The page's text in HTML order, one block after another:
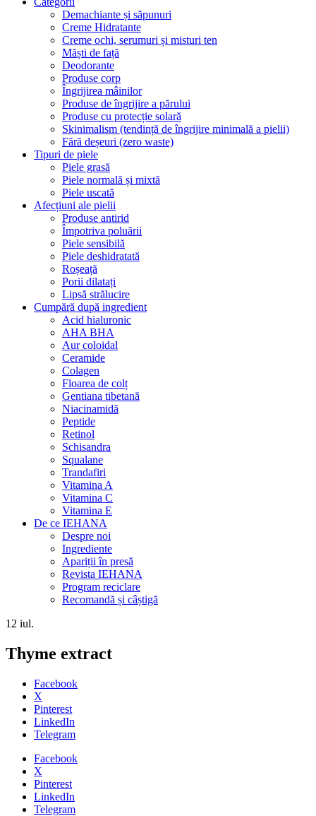
Demachiante și săpunuri
Creme Hidratante
Creme ochi, serumuri și misturi ten
Măști de față
Deodorante
Produse corp
Îngrijirea mâinilor
Produse de îngrijire a părului
Produse cu protecție solară
Skinimalism (tendință de îngrijire minimală a pielii)
Fără deșeuri (zero waste)
Tipuri de piele
Piele grasă
Piele normală și mixtă
Piele uscată
Afecțiuni ale pielii
Produse antirid
Împotriva poluării
Piele sensibilă
Piele deshidratată
Roșeață
Porii dilatați
Lipsă strălucire
Cumpără după ingredient
Acid hialuronic
AHA BHA
Aur coloidal
Ceramide
Colagen
Floarea de colț
Gentiana tibetană
Niacinamidă
Peptide
Retinol
Schisandra
Squalane
Trandafiri
Vitamina A
Vitamina C
Vitamina E
De ce IEHANA
Despre noi
Ingrediente
Apariții în presă
Revista IEHANA
Program reciclare
Recomandă și câștigă
12 iul.
Thyme extract
Facebook
X
Pinterest
LinkedIn
Telegram
Facebook
X
Pinterest
LinkedIn
Telegram